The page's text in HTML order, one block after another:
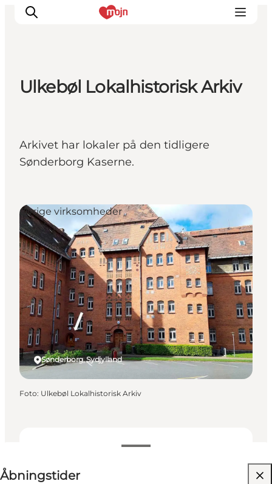
Det sker
Overnatning
Planlæg din ferie
Ulkebøl Lokalhistorisk Arkiv
Arkivet har lokaler på den tidligere
Sønderborg Kaserne.
ÅbningstiderBesøg hjemmeside
Sønderborg, Sydjylland
Øvrige virksomheder
Foto: Ulkebøl Lokalhistorisk Arkiv